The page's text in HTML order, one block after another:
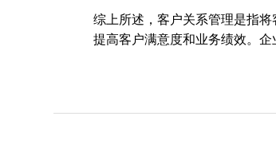
综上所述，客户关系管理是指
提高客户满意度和业务绩效。